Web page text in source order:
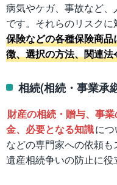
病気やケガ、事故など
です。それらのリスクに
保険などの各種保険商
徴、選択の方法、関連法
相続(相続・事業承
財産の相続・贈与、事
金、必要となる知識に
などの専門家への依頼
遺産相続争いの防止に役